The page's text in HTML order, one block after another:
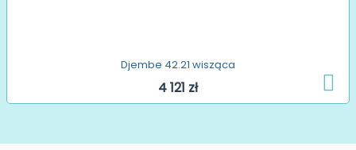
Djembe 42.21 wisząca
4 121 zł